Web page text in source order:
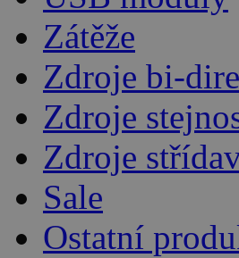
Zátěže
Zdroje bi-
Zdroje
Zdroje
Sale
Ostatní